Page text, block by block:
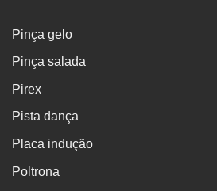
Pinça gelo
Pinça salada
Pirex
Pista dança
Placa indução
Poltrona